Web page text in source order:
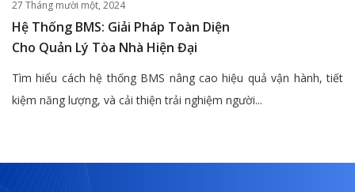
27 Tháng mười một, 2024
Hệ Thống BMS: Giải Pháp Toàn Diện
Cho Quản Lý Tòa Nhà Hiện Đại
Tìm hiểu cách hệ thống BMS nâng cao hiệu quả vận hành, tiết
kiệm năng lượng, và cải thiện trải nghiệm người...